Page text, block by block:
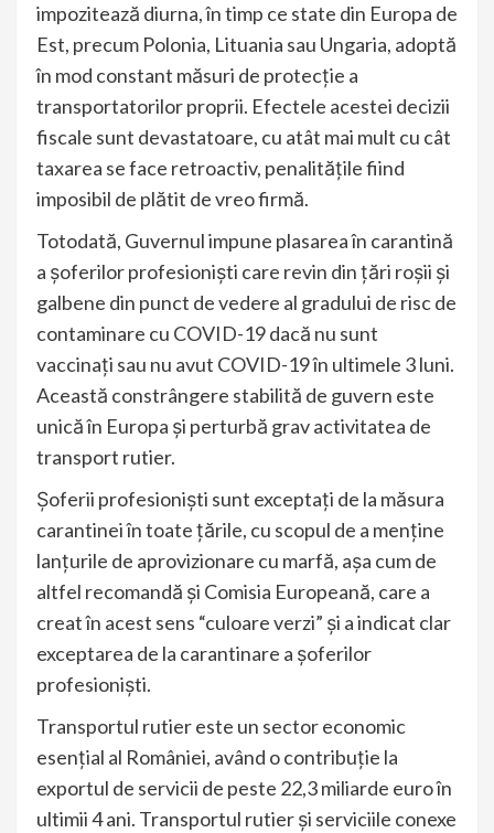
impozitează diurna, în timp ce state din Europa de
Est, precum Polonia, Lituania sau Ungaria, adoptă
în mod constant măsuri de protecţie a
transportatorilor proprii. Efectele acestei decizii
fiscale sunt devastatoare, cu atât mai mult cu cât
taxarea se face retroactiv, penalităţile fiind
imposibil de plătit de vreo firmă.
Totodată, Guvernul impune plasarea în carantină
a şoferilor profesionişti care revin din ţări roşii şi
galbene din punct de vedere al gradului de risc de
contaminare cu COVID-19 dacă nu sunt
vaccinaţi sau nu avut COVID-19 în ultimele 3 luni.
Această constrângere stabilită de guvern este
unică în Europa şi perturbă grav activitatea de
transport rutier.
Şoferii profesionişti sunt exceptaţi de la măsura
carantinei în toate ţările, cu scopul de a menţine
lanţurile de aprovizionare cu marfă, aşa cum de
altfel recomandă şi Comisia Europeană, care a
creat în acest sens “culoare verzi” şi a indicat clar
exceptarea de la carantinare a şoferilor
profesionişti.
Transportul rutier este un sector economic
esenţial al României, având o contribuţie la
exportul de servicii de peste 22,3 miliarde euro în
ultimii 4 ani. Transportul rutier şi serviciile conexe